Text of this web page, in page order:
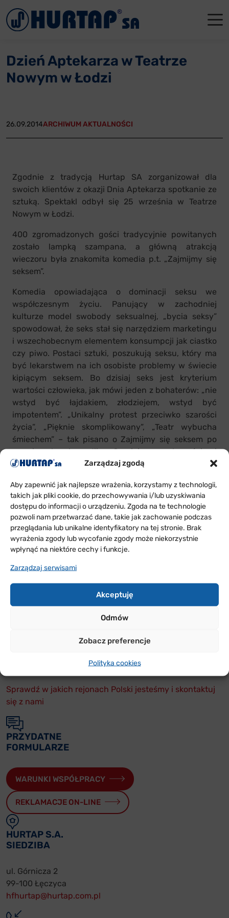
Zarządzaj zgodą
Aby zapewnić jak najlepsze wrażenia, korzystamy z technologii,
takich jak pliki cookie, do przechowywania i/lub uzyskiwania
dostępu do informacji o urządzeniu. Zgoda na te technologie
pozwoli nam przetwarzać dane, takie jak zachowanie podczas
przeglądania lub unikalne identyfikatory na tej stronie. Brak
wyrażenia zgody lub wycofanie zgody może niekorzystnie
wpłynąć na niektóre cechy i funkcje.
Zarządzaj serwisami
Akceptuję
Odmów
Zobacz preferencje
Polityka cookies
Dzień Aptekarza w Teatrze
Nowym w Łodzi
26.09.2014ARCHIWUM AKTUALNOŚCI
Zgodnie z tradycją Hurtap SA zorganizował dla
swoich klientów z okazji Dnia Aptekarza spotkanie ze
sztuką. Spektakl odbył się 25 września w Teatrze
Nowym w Łodzi.
400 zgromadzonych gości tradycyjnie powitanych
zostało lampką szampana, a główną atrakcją
wieczoru była znakomita komedia p.t. „Zajmijmy się
seksem”.
Komedia opowiadająca o dominacji seksu we
współczesnym życiu. Panujący w zachodniej
kulturze model swobody seksualnej, „bycia seksy”
spowodował, że seks stał się narzędziem marketingu
i wszechobecnym elementem konsumpcji jak ciastko
czy piwo. Postaci sztuki, poszukują seksu, który ma
być lekarstwem na ich osobiste problemy w świecie
kipiącym seksem. Bo dzisiaj seks jest kryterium
wartości człowieka, jak mówi jeden z bohaterów: „nie
wstyd być łajdakiem, złodziejem, wstyd być
impotentem”. „Unikalny protest przeciwko szarości
życia”, „Pięknie skomplikowany”, „Teatr wybucha
śmiechem” – tak pisano o Zajmijmy się seksem po
premierach komedii. O jej popularności i
entuzjastycznym przyjęciu zadecydowały
Podkreślana przez krytyków zręczność z jaką autor
buduje paradoksalne sytuacje i nietypowe działania,
by zaangażować widzów w świat stworzony w jego
wyobraźni.
Przezabawna komedia obfitowała w nieoczekiwane
wykonaniu aktorów komediowych: Mirosławy
Olbińskiej, Aleksandry Posielężnej, Katarzyny Żuk,
Marka Lipskiego, Sławomira Suleja.
Sprawdź w jakich rejonach Polski jesteśmy i skontaktuj
się z nami
PRZYDATNE
FORMULARZE
WARUNKI WSPÓŁPRACY
REKLAMACJE ON-LINE
HURTAP S.A.
SIEDZIBA
ul. Górnicza 2
99-100 Łęczyca
hfhurtap@hurtap.com.pl
Menu
Aktualności
Reklamacje
Kontakt